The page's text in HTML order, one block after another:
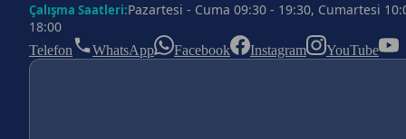
Çalışma Saatleri:Pazartesi - Cuma 09:30 - 19:30, Cumartesi
18:00
Telefon WhatsApp Facebook Instagram YouTube